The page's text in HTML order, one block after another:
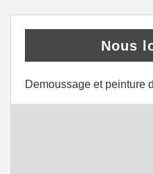
Nous
Demoussage et peinture